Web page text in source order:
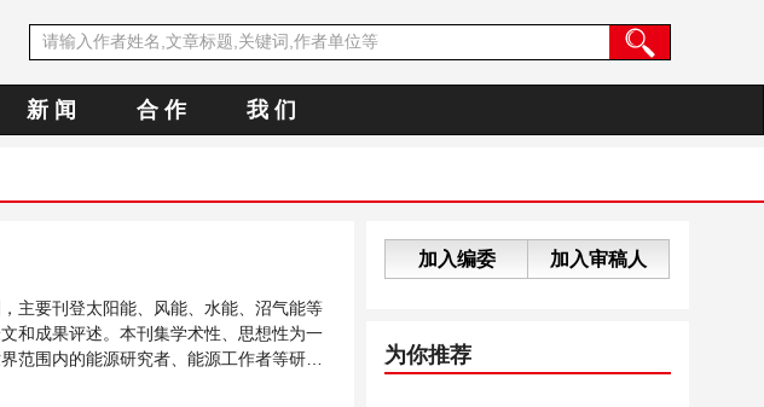
新 闻 合 作 我 们
主要刊登太阳能、风能、水能、沼气能等
和成果评述。本刊集学术性、思想性为一
范围内的能源研究者、能源工作者等研究
台。
加入编委 加入审稿人
为你推荐